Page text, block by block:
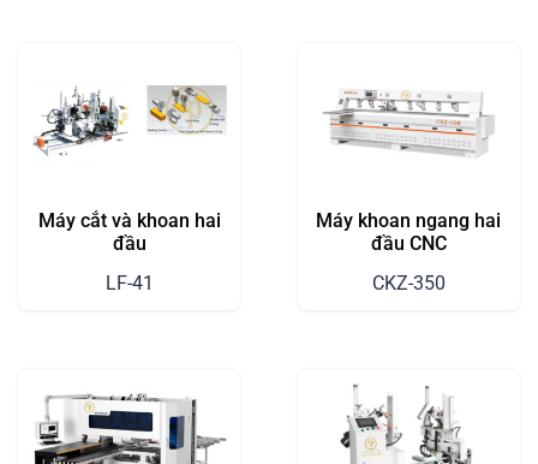
Máy cắt và khoan hai
đầu
LF-41
Máy khoan ngang hai
đầu CNC
CKZ-350